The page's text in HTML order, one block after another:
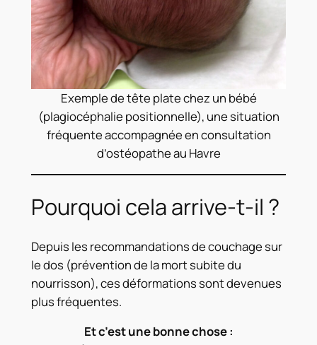
Exemple de tête plate chez un bébé
(plagiocéphalie positionnelle), une situation
fréquente accompagnée en consultation
d’ostéopathe au Havre
Pourquoi cela arrive-t-il ?
Depuis les recommandations de couchage sur
le dos (prévention de la mort subite du
nourrisson), ces déformations sont devenues
plus fréquentes.
Et c’est une bonne chose :